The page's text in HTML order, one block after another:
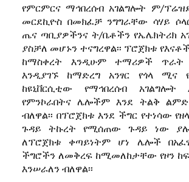
የምርምርና ማኅበረሰብ አገልግሎት ም/
መርደኪዮስ በመክፈቻ ንግግራቸው ሳሃይ
ጤና ጣቢያዎችንና ት/ቤቶችን የኤሌክትሪክ
ያስቻለ መሆኑን ተናግረዋል፡፡ ፕሮጀክቱ
ከማስቀረት እንዲሁም ተማሪዎች
እንዲያገኙ ከማድረግ አንፃር የጎላ ሚና
ከዩኒቨርሲቲው የማኅበረሰብ
የምንኮራበትና ሌሎችም እንደ ትልቅ
ብለዋል፡፡ በፕሮጀክቱ እንደ ችግር የተነሳው
ጉዳይ ትኩረት የሚሰጠው ጉዳይ ነው
ለፕሮጀክቱ ቀጣይነትም ሆነ ሌሎች
ችግሮችን ለመቅረፍ ከሚመለከታቸው የዞን
እንሠራለን ብለዋል፡፡